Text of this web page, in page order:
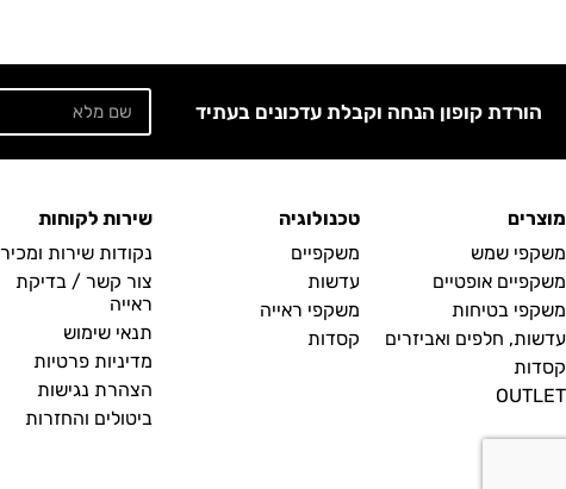
הורדת קופון הנחה וקבלת עדכונים בעתיד
מוצרים
משקפי שמש
משקפיים אופטיים
משקפי בטיחות
עדשות, חלפים ואביזרים
קסדות
OUTLET
טכנולוגיה
משקפיים
עדשות
משקפי ראייה
קסדות
שירות לקוחות
נקודות שירות
צור קשר / בדיקת
ראייה
תנאי שימוש
מדיניות פרטיות
הצהרת נגישות
ביטולים והחזרות